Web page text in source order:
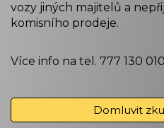
vozy jiných majitelů a
komisního prodeje.
Více info na tel. 777 130 010
Domluvit